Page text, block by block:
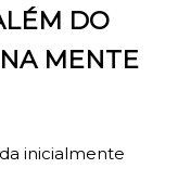
DO
MENTE
inicialmente